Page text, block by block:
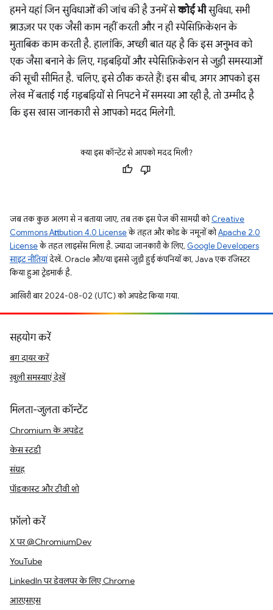
हमने यहां जिन सुविधाओं की जांच की है उनमें सेकोई भीसुविधा, सभी
ब्राउज़र पर एक जैसी काम नहीं करती और न ही स्पेसिफ़िकेशन के
मुताबिक काम करती है. हालांकि, अच्छी बात यह है कि इस अनुभव को
एक जैसा बनाने के लिए, गड़बड़ियों और स्पेसिफ़िकेशन से जुड़ी समस्याओं
की सूची सीमित है. चलिए, इसे ठीक करते हैं! इस बीच, अगर आपको इस
लेख में बताई गई गड़बड़ियों से निपटने में समस्या आ रही है, तो उम्मीद है
कि इस खास जानकारी से आपको मदद मिलेगी.
क्या इस कॉन्टेंट से आपको मदद मिली?
जब तक कुछ अलग से न बताया जाए, तब तक इस पेज की सामग्री कोCreative
Commons Attribution 4.0 Licenseके तहत और कोड के नमूनों कोApache 2.0
Licenseके तहत लाइसेंस मिला है. ज़्यादा जानकारी के लिए, Google Developers
साइट नीतियांदेखें. Oracle और/या इससे जुड़ी हुई कंपनियों का, Java एक रजिस्टर
किया हुआ ट्रेडमार्क है.
आखिरी बार 2024-08-02 (UTC) को अपडेट किया गया.
सहयोग करें
बग दायर करें
खुली समस्याएं देखें
मिलता-जुलता कॉन्टेंट
Chromium के अपडेट
केस स्टडी
संग्रह
पॉडकास्ट और टीवी शो
फ़ॉलो करें
X पर @ChromiumDev
YouTube
LinkedIn पर डेवलपर के लिए Chrome
आरएसएस